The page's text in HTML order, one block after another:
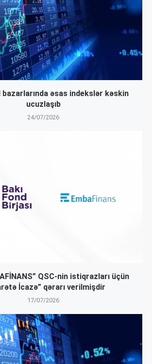
əsas indekslər kəskin
ucuzlaşıb
24/07/2026
QSC-nin istiqrazları üçün
İcazə” qərarı verilmişdir
17/07/2026